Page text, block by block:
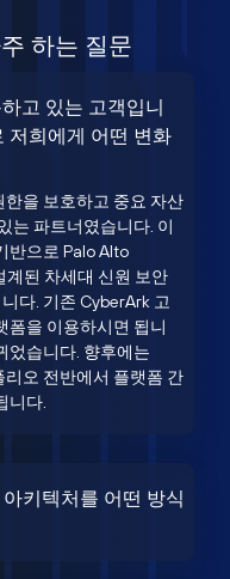
하는 질문
고 있는 고객입니
저희에게 어떤 변화
을 보호하고 중요 자산
는 파트너였습니다. 이
반으로 Palo Alto
된 차세대 신원 보안
다. 기존 CyberArk 고
폼을 이용하시면 됩니
었습니다. 향후에는
오 전반에서 플랫폼 간
니다.
키텍처를 어떤 방식